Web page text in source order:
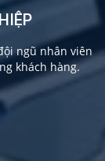
ngũ nhân viên
khách hàng.